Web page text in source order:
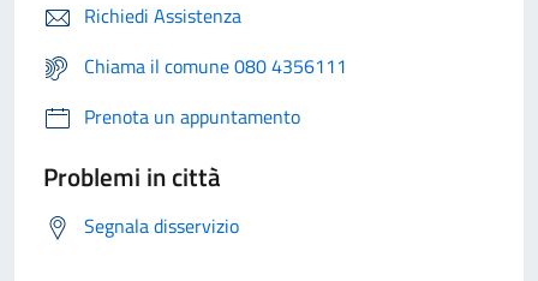
Richiedi Assistenza
Chiama il comune 080 4356111
Prenota un appuntamento
Problemi in città
Segnala disservizio